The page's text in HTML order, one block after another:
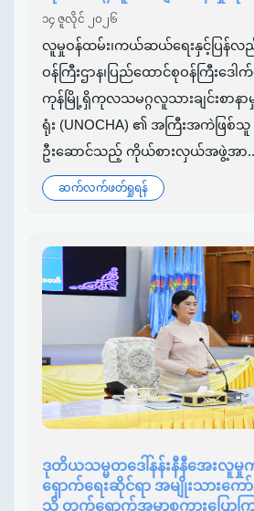
၁၄ ဇူလိုင် ၂၀၂၆
လူမှုဝန်ထမ်း၊ကယ်ဆယ်ရေးနှင့်ပြန်လည်
ဝန်ကြီးဌာန၊ပြည်ထောင်စုဝန်ကြီးဒေ
ကုန်မြို့ရှိကုလသမဂ္ဂလူသားချင်းစာနာ
ရုံး (UNOCHA) ၏ အကြီးအကဲဖြစ်သူ
ဦးဆောင်သည့် ကိုယ်စားလှယ်အဖွဲ့အာ
ဆက်လက်ဖတ်ရှုရန်
ဒုတိယသမ္မတဒေါ်နန်းနီနီအေးလူ
ရှောက်ရေးဆိုင်ရာ အမျိုးသားက
သို့ တက်ရောက်အမှာစကားပြောကြ